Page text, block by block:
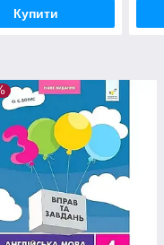
Купити